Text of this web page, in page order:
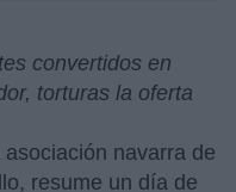
convertidos en
torturas la oferta
asociación navarra de
resume un día de